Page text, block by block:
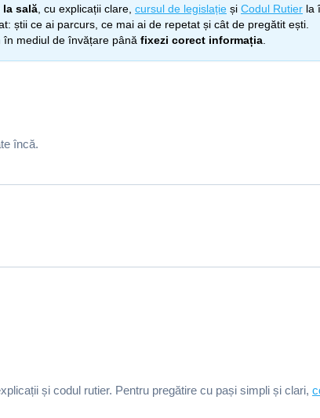
la sală , cu explicații clare, cursul de legislație și Codul Rutier la
știi ce ai parcurs, ce mai ai de repetat și cât de pregătit ești.
mediul de învățare până fixezi corect informația
încă.
și codul rutier. Pentru pregătire cu pași simpli și clari,